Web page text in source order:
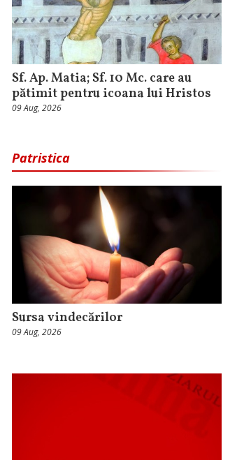
Sf. Ap. Matia; Sf. 10 Mc. care au
pătimit pentru icoana lui Hristos
09 Aug, 2026
Patristica
Sursa vindecărilor
09 Aug, 2026